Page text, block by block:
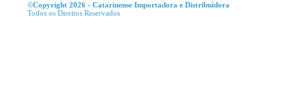
©Copyright 2026 - Catarinense Importadora e Distribuidora
Todos os Direitos